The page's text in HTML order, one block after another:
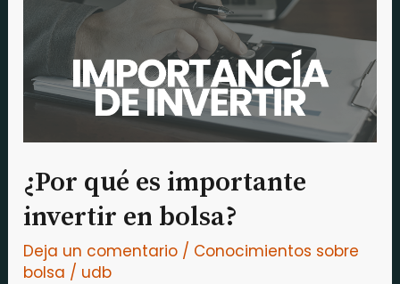
¿Por qué es importante
invertir en bolsa?
Deja un comentario / Conocimientos sobre
bolsa / udb
invertir
en
bolsa?